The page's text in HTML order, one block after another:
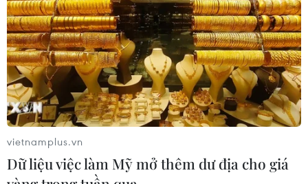
vietnamplus.vn
Dữ liệu việc làm Mỹ mở thêm dư địa cho giá